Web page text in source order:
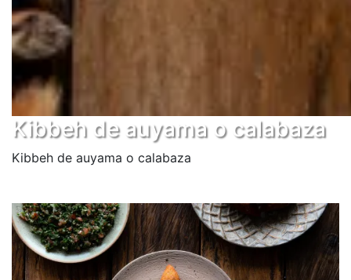
Kibbeh de auyama o calabaza
Kibbeh de auyama o calabaza